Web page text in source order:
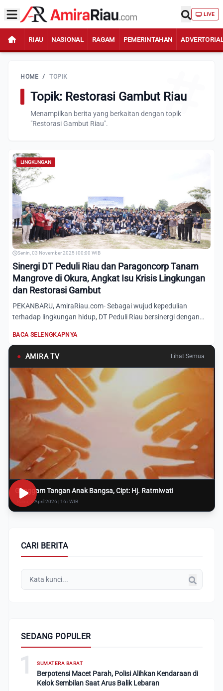
LIVE
RIAU NASIONAL RAGAM PEMERINTAHAN
HOME / TOPIK
Topik: Restorasi Gambut Riau
Menampilkan berita yang berkaitan dengan topik
"Restorasi Gambut Riau".
LINGKUNGAN
Senin, 03 November 2025 | 00:00 WIB
Sinergi DT Peduli Riau dan Paragoncorp Tanam
Mangrove di Okura, Angkat Isu Krisis Lingkungan
dan Restorasi Gambut
PEKANBARU, AmiraRiau.com- Sebagai wujud kepedulian
terhadap lingkungan hidup, DT Peduli Riau bersinergi dengan
BACA SELENGKAPNYA
● AMIRA TV Lihat Semua
Genggam Tangan Anak Bangsa, Cipt: Hj. Ratmiwati
Rabu, 8 April 2026 | 16:i WIB
CARI BERITA
SEDANG POPULER
1 SUMATERA BARAT
Berpotensi Macet Parah, Polisi Alihkan Kendaraan di
Kelok Sembilan Saat Arus Balik Lebaran